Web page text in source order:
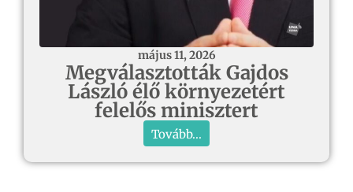
május 11, 2026
Megválasztották Gajdos
László élő környezetért
felelős minisztert
Tovább...